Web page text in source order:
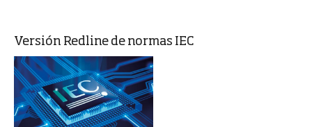
Versión Redline de normas IEC